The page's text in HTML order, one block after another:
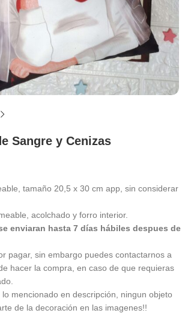
Sangre y Cenizas
tamaño 20,5 x 30 cm app, sin considerar
acolchado y forro interior.
enviaran hasta 7 días hábiles despues de
pagar, sin embargo puedes contactarnos a
hacer la compra, en caso de que requieras
lo mencionado en descripción, ningun objeto
de la decoración en las imagenes!!